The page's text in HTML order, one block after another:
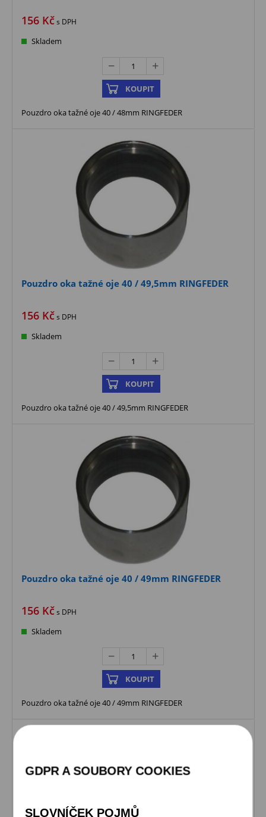
156 Kčs DPH
Skladem
KOUPIT
Pouzdro oka tažné oje 40 / 48mm RINGFEDER
Pouzdro oka tažné oje 40 / 49,5mm RINGFEDER
156 Kčs DPH
Skladem
KOUPIT
Pouzdro oka tažné oje 40 / 49,5mm RINGFEDER
Pouzdro oka tažné oje 40 / 49mm RINGFEDER
156 Kčs DPH
Skladem
KOUPIT
Pouzdro oka tažné oje 40 / 49mm RINGFEDER
GDPR A SOUBORY COOKIES
SLOVNÍČEK POJMŮ